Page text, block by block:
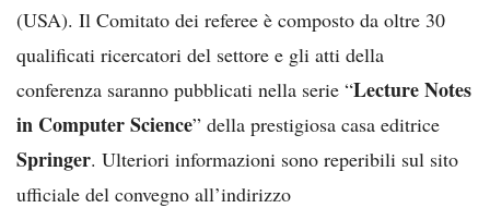
(USA). Il Comitato dei referee è composto da oltre 30
qualificati ricercatori del settore e gli atti della
conferenza saranno pubblicati nella serie “Lecture Notes
in Computer Science” della prestigiosa casa editrice
Springer. Ulteriori informazioni sono reperibili sul sito
ufficiale del convegno all’indirizzo